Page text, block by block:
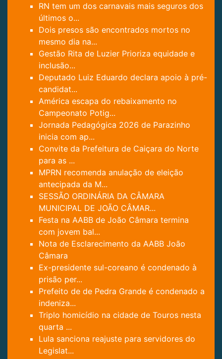
RN tem um dos carnavais mais seguros dos
últimos o...
Dois presos são encontrados mortos no
mesmo dia na...
Gestão Rita de Luzier Prioriza equidade e
inclusão...
Deputado Luiz Eduardo declara apoio à pré-
candidat...
América escapa do rebaixamento no
Campeonato Potig...
Jornada Pedagógica 2026 de Parazinho
inicia com ap...
Convite da Prefeitura de Caiçara do Norte
para as ...
MPRN recomenda anulação de eleição
antecipada da M...
SESSÃO ORDINÁRIA DA CÂMARA
MUNICIPAL DE JOÃO CÂMAR...
Festa na AABB de João Câmara termina
com jovem bal...
Nota de Esclarecimento da AABB João
Câmara
Ex-presidente sul-coreano é condenado à
prisão per...
Prefeito de de Pedra Grande é condenado a
indeniza...
Triplo homicídio na cidade de Touros nesta
quarta ...
Lula sanciona reajuste para servidores do
Legislat...